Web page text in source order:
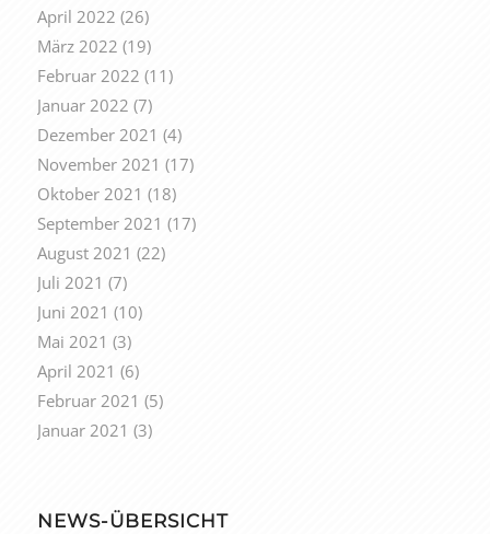
April 2022 (26)
März 2022 (19)
Februar 2022 (11)
Januar 2022 (7)
Dezember 2021 (4)
November 2021 (17)
Oktober 2021 (18)
September 2021 (17)
August 2021 (22)
Juli 2021 (7)
Juni 2021 (10)
Mai 2021 (3)
April 2021 (6)
Februar 2021 (5)
Januar 2021 (3)
NEWS-ÜBERSICHT